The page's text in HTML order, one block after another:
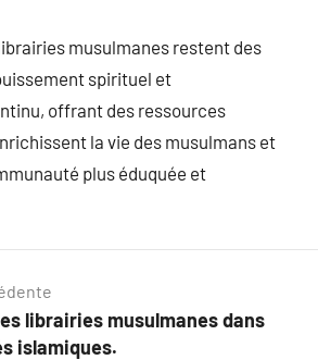
musulmanes restent des
spirituel et
offrant des ressources
la vie des musulmans et
plus éduquée et
librairies musulmanes dans
islamiques.